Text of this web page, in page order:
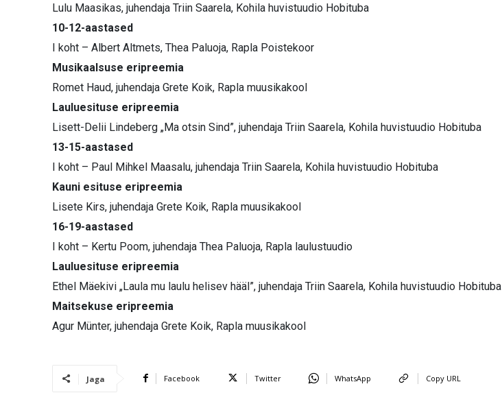
Lulu Maasikas, juhendaja Triin Saarela, Kohila huvistuudio Hobituba
10-12-aastased
I koht – Albert Altmets, Thea Paluoja, Rapla Poistekoor
Musikaalsuse eripreemia
Romet Haud, juhendaja Grete Koik, Rapla muusikakool
Lauluesituse eripreemia
Lisett-Delii Lindeberg „Ma otsin Sind”, juhendaja Triin Saarela, Kohila huvistuudio Hobituba
13-15-aastased
I koht – Paul Mihkel Maasalu, juhendaja Triin Saarela, Kohila huvistuudio Hobituba
Kauni esituse eripreemia
Lisete Kirs, juhendaja Grete Koik, Rapla muusikakool
16-19-aastased
I koht – Kertu Poom, juhendaja Thea Paluoja, Rapla laulustuudio
Lauluesituse eripreemia
Ethel Mäekivi „Laula mu laulu helisev hääl”, juhendaja Triin Saarela, Kohila huvistuudio Hobituba
Maitsekuse eripreemia
Agur Münter, juhendaja Grete Koik, Rapla muusikakool
Jaga Facebook Twitter WhatsApp Copy URL